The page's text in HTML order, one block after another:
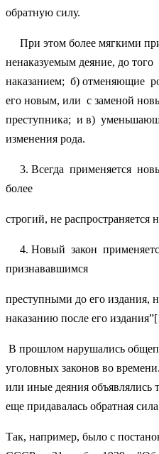
обратную силу.
При этом более мягкими
ненаказуемым деяние, до
наказанием; б) отменяющие
его новым, или с заменой
преступника; и в)
изменения рода.
3. Всегда применяется
более
строгий, не распространяется
4. Новый закон
признававшимся
преступными до его издания,
наказанию после его
В прошлом нарушались
уголовных законов во
или иные деяния
еще придавалась обратная
Так, например, было с